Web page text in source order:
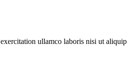
ullamco laboris nisi ut aliquip